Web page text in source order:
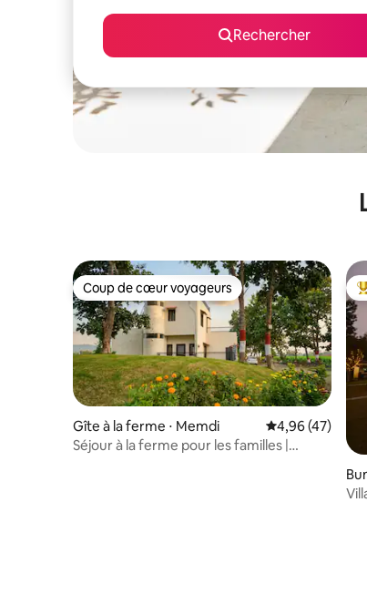
Rechercher
Coup de cœur voyageurs
Coup de cœur voyageurs
Gîte à la ferme ⋅ Memdi Évaluation
4,96 (47)
Séjour à la ferme pour les familles |